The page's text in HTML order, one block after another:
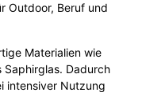
Outdoor, Beruf und
Materialien wie
Dadurch
intensiver Nutzung